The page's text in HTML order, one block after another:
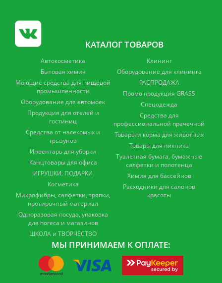
КАТАЛОГ ТОВАРОВ
Автокосметика
Бытовая химия
Моющие средства для пищевой
промышленности
Оборудование для автомоек
Продукция для отелей и
гостиниц
Средства от насекомых и
грызунов
Инвентарь для уборки
Канцтовары для офиса
ИГРУШКИ, ПОДАРКИ
Косметика
Микрофибры, салфетки, тряпки,
протирочный материал
Одноразовая посуда, упаковка
для horeca и магазинов
ШКОЛА и ТВОРЧЕСТВО
Клининг
Оборудование для клининга
РАСПРОДАЖА
Промо продукция GRASS
Спецодежда
Средства для
профессиональной прачечной
Товары и корма для животных
Товары для пикника
Туалетная бумага, бумажные
салфетки и полотенца
Химия для бассейнов
Расходники для салонов
красоты
МЫ ПРИНИМАЕМ К ОПЛАТЕ: